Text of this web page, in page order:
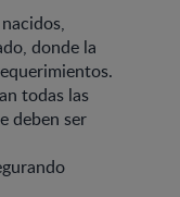
donde la
todas las
deben ser